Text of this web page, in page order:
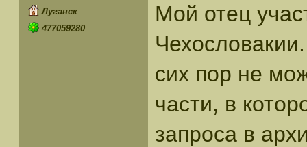
Луганск
477059280
Мой отец
сих пор не
части, в
запроса в